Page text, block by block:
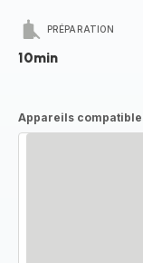
PRÉPARATION
10min
Appareils